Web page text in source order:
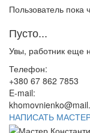
Пользователь пока
Пусто...
Увы, работник еще
Телефон:
+380 67 862 7853
E-mail:
НАПИСАТЬ